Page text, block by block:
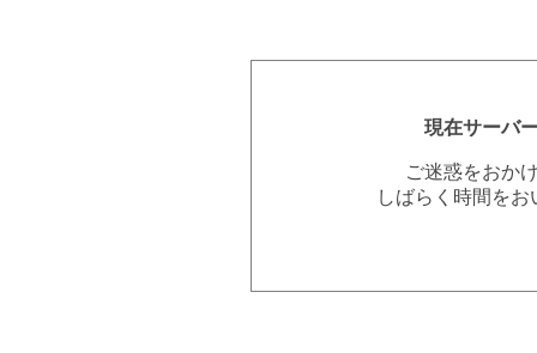
現在サーバ
ご迷惑をおか
しばらく時間を